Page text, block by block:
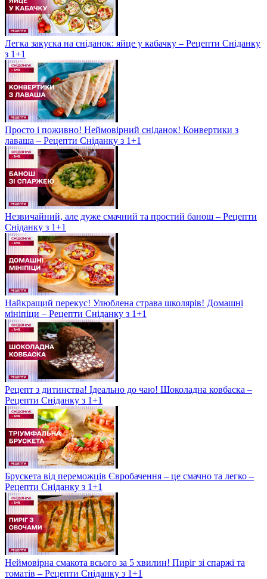
Легка закуска на сніданок: яйце у кабачку – Рецепти Сніданку
з 1+1
Просто і поживно! Неймовірний сніданок! Конвертики з
лаваша – Рецепти Сніданку з 1+1
Незвичайний, але дуже смачний та простий банош – Рецепти
Сніданку з 1+1
Найкращий перекус! Улюблена страва школярів! Домашні
мініпіци – Рецепти Сніданку з 1+1
Рецепт з дитинства! Ідеально до чаю! Шоколадна ковбаска –
Рецепти Сніданку з 1+1
Брускета від переможців Євробачення – це смачно та легко –
Рецепти Сніданку з 1+1
Неймовірна смакота всього за 5 хвилин! Пиріг зі спаржі та
томатів – Рецепти Сніданку з 1+1